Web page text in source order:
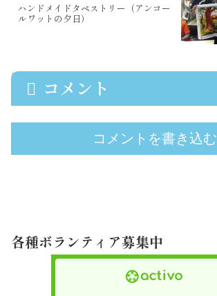
ハンドメイドタペストリー（アンコー
ルワットの夕日）
コメント
コメントを書き込む
各種ボランティア募集中